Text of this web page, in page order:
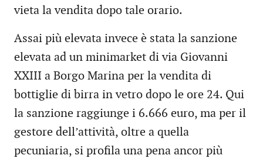
vieta la vendita dopo tale orario.
Assai più elevata invece è stata la sanzione
elevata ad un minimarket di via Giovanni
XXIII a Borgo Marina per la vendita di
bottiglie di birra in vetro dopo le ore 24. Qui
la sanzione raggiunge i 6.666 euro, ma per il
gestore dell’attività, oltre a quella
pecuniaria, si profila una pena ancor più